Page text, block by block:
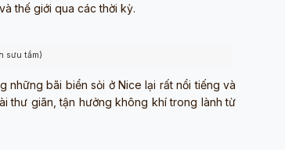
thế giới qua các thời kỳ.
sưu tầm)
những bãi biển sỏi ở Nice lại rất nổi tiếng và
thư giãn, tận hưởng không khí trong lành từ